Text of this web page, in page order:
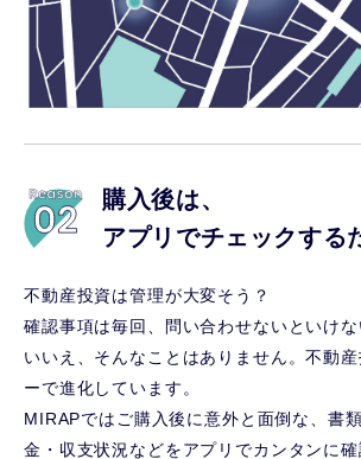
購入後は、
アプリでチェックする
不動産投資は管理が大変そう？
確認事項は毎回、問い合わせないといけな
いいえ、そんなことはありません。不動
ーで進化しています。
MIRAPではご購入後に意外と面倒な、書
金・収支状況などをアプリでカンタンに